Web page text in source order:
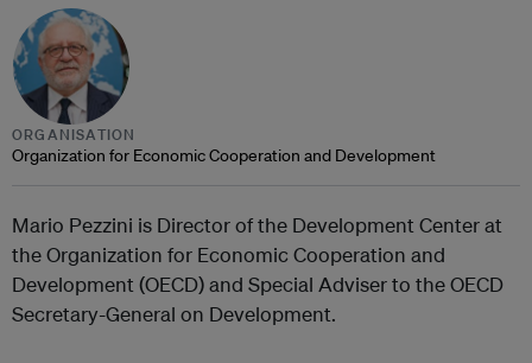
ORGANISATION
Organization for Economic Cooperation and Development
Mario Pezzini is Director of the Development Center at
the Organization for Economic Cooperation and
Development (OECD) and Special Adviser to the OECD
Secretary-General on Development.